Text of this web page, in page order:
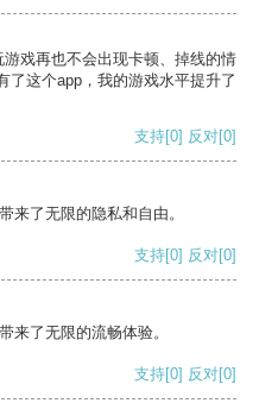
戏再也不会出现卡顿、掉线的情
了这个app，我的游戏水平提升了
支持[0] 反对[0]
来了无限的隐私和自由。
支持[0] 反对[0]
来了无限的流畅体验。
支持[0] 反对[0]